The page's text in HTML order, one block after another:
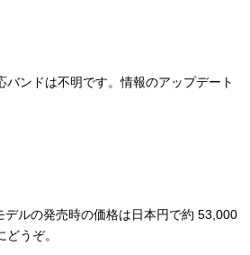
バンドは不明です。情報のアップデート
ルの発売時の価格は日本円で約 53,000
うぞ。